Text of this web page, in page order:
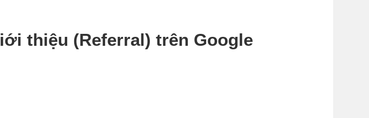
thiệu (Referral) trên Google